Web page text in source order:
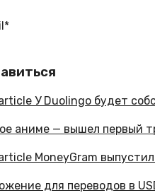
аниме — вышел первый
для переводов в